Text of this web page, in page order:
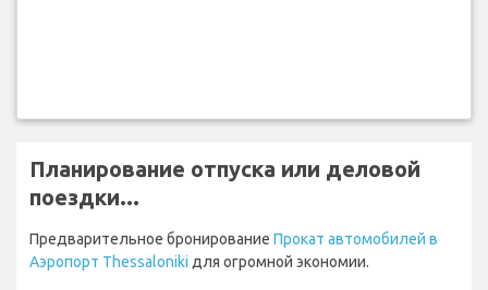
Планирование отпуска или деловой
поездки...
Предварительное бронирование Прокат автомобилей в
Аэропорт Thessaloniki для огромной экономии.